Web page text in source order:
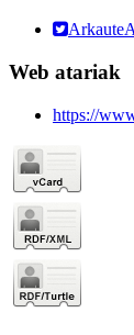
Web atariak
https://